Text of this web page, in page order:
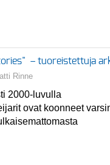
– tuoreistettuja
Rinne
2000-luvulla
ovat koonneet